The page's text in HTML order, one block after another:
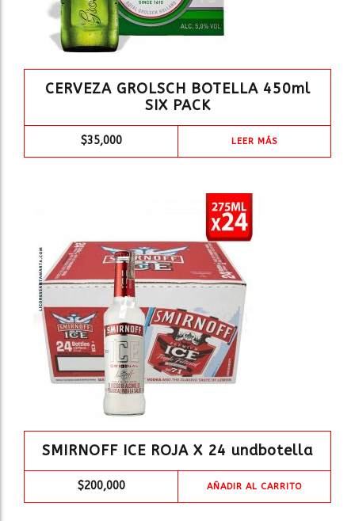
CERVEZA GROLSCH BOTELLA 450ml
SIX PACK
$35,000 LEER MÁS
SMIRNOFF ICE ROJA X 24 undbotella
$200,000 AÑADIR AL CARRITO